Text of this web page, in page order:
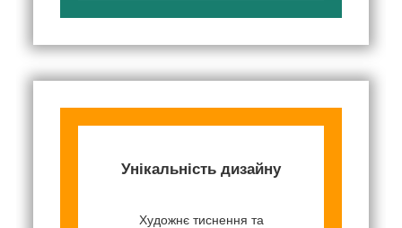
Унікальність дизайну
Художнє тиснення та